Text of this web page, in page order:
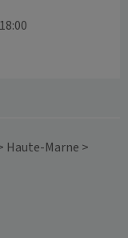
Haute-Marne >